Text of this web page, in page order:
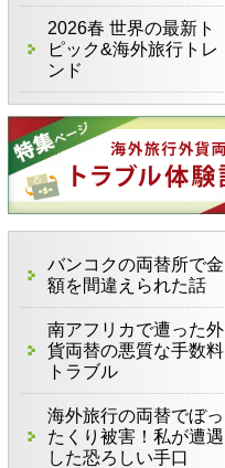
2026春 世界の最新ト
ピック&海外旅行トレ
ンド
バンコクの両替所で金
額を間違えられた話
南アフリカで遭った外
貨両替の悪質な手数料
トラブル
海外旅行の両替でぼっ
たくり被害！私が遭遇
した恐ろしい手口